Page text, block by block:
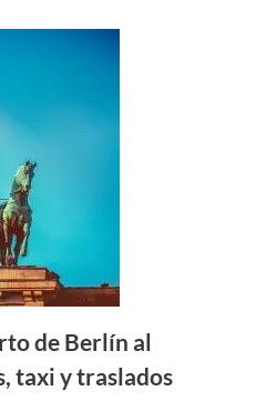
de Berlín al
taxi y traslados